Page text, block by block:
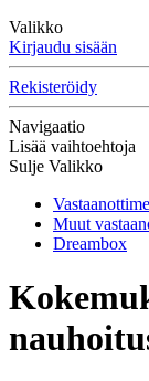
Valikko
Kirjaudu sisään
Rekisteröidy
Navigaatio
Lisää vaihtoehtoja
Sulje Valikko
Muut
Dreambox